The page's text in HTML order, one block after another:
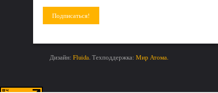
Дизайн: Fluida. Техподдержка: Мир Атома.